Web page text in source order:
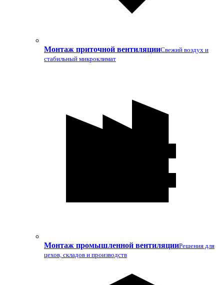
Монтаж приточной вентиляцииСвежий воздух и
стабильный микроклимат
Монтаж промышленной вентиляцииРешения для
цехов, складов и производств